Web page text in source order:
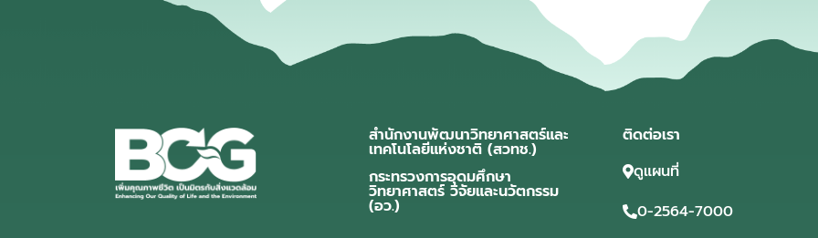
สำนักงานพัฒนาวิทยาศาสตร์และ
เทคโนโลยีแห่งชาติ (สวทช.)
กระทรวงการอุดมศึกษา
วิทยาศาสตร์ วิจัยและนวัตกรรม
(อว.)
ติดต่อเรา
ดูแผนที่
0-2564-7000